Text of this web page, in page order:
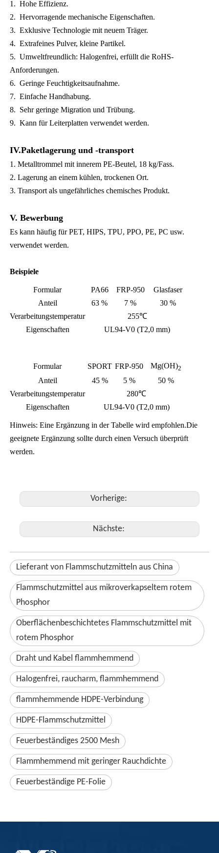
1. Hohe Effizienz.
2. Hervorragende mechanische Eigenschaften.
3. Exklusive Technologie mit neuem Träger.
4. Extrafeines Pulver, kleine Partikel.
5. Umweltfreundlich: Halogenfrei, erfüllt die RoHS-
Anforderungen.
6. Geringe Feuchtigkeitsaufnahme.
7. Einfache Handhabung.
8. Sehr geringe Migration und Trübung.
9. Kann für Leiterplatten verwendet werden.
IV.Paketlagerung und -transport
1. Metalltrommel mit innerem PE-Beutel, 18 kg/Fass.
2. Lagerung an einem kühlen, trockenen Ort.
3. Transport als ungefährliches chemisches Produkt.
V. Bewerbung
Es kann häufig für PET, HIPS, TPU, PPO, PE, PC usw.
verwendet werden.
Beispiele
Formular PA66 FRP-950
Glasfaser
Anteil
63 % 7 %
30 %
Verarbeitungstemperatur
255℃
Eigenschaften
UL94-V0 (T2,0 mm)
Formular SPORT FRP-950 Mg(OH)2
Anteil 45 % 5 %
50 %
Verarbeitungstemperatur
280℃
Eigenschaften
UL94-V0 (T2,0 mm)
Hinweis: Eine Ergänzung in der Tabelle wird empfohlen.Die
geeignete Ergänzung sollte durch einen Versuch überprüft
werden.
Vorherige:
Nächste:
Lieferant von Flammschutzmitteln aus China
Flammschutzmittel aus mikroverkapseltem rotem
Phosphor
Oberflächenbeschichtetes Flammschutzmittel mit
rotem Phosphor
Draht und Kabel flammhemmend
Halogenfrei, raucharm, flammhemmend
flammhemmende HDPE-Verbindung
HDPE-Flammschutzmittel
Feuerbeständiges 2500 Mesh
Flammhemmend mit geringer Rauchdichte
Feuerbeständige PE-Folie